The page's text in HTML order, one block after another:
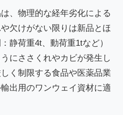
、物理的な経年劣化による
欠けがない限りは新品とほ
静荷重4t、動荷重1tなど）
にささくれやカビが発生し
く制限する食品や医薬品業
出用のワンウェイ資材に適